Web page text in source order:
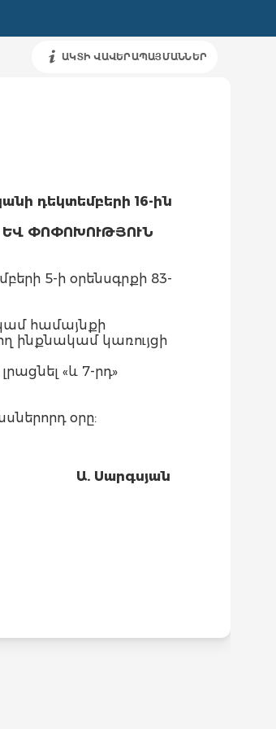
ԱԿՏԻ ՎԱՎԵՐԱՊԱՅՄԱՆՆԵՐ
դեկտեմբերի 16-ին
ՓՈՓՈԽՈՒԹՅՈՒՆ
5-ի օրենսգրքի 83-
համայնքի
ինքնակամ կառույցի
«և 7-րդ»
օրը:
Ա. Սարգսյան